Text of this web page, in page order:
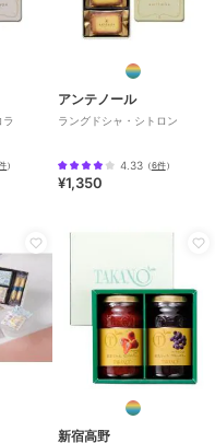
）
アンテノール
ラングドシャ・シトロン
4.33（6件）
¥1,350
新宿高野